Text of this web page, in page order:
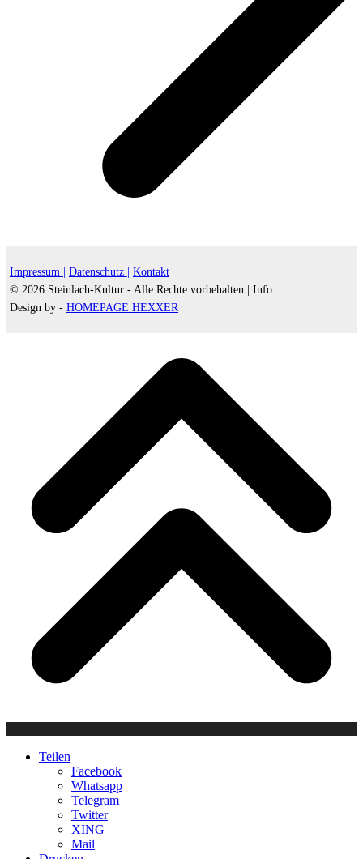
Impressum | Datenschutz |
Kontakt
© 2026 Steinlach-Kultur - Alle Rechte vorbehalten |
Info
Design by - HOMEPAGE HEXXER
Teilen
Facebook
Whatsapp
Telegram
Twitter
XING
Mail